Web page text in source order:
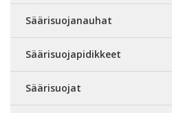
Säärisuojanauhat
Säärisuojapidikkeet
Säärisuojat